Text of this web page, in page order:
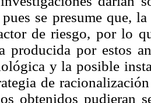
se presume que,
de riesgo, por lo
producida por estos
y la posible
de
obtenidos pudieran